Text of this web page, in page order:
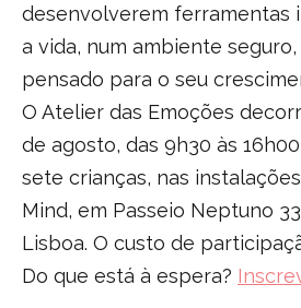
desenvolverem ferramentas
a vida, num ambiente
pensado para o seu
O Atelier das Emoções
de agosto, das 9h30 às
sete crianças, nas
Mind, em Passeio Neptuno
Lisboa. O custo de
Do que está à espera?